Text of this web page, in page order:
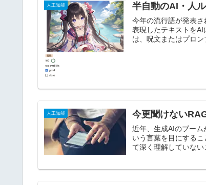
人工知能 半自動のAI・人
今年の流行語が発表されま
表現したテキストを
は、呪文またはプロン
人工知能 今更聞けない
近年、生成AIのブー
いう言葉を目にする
て深く理解していな